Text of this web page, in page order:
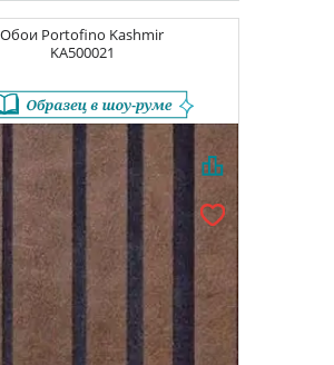
Обои Portofino Kashmir
KA500021